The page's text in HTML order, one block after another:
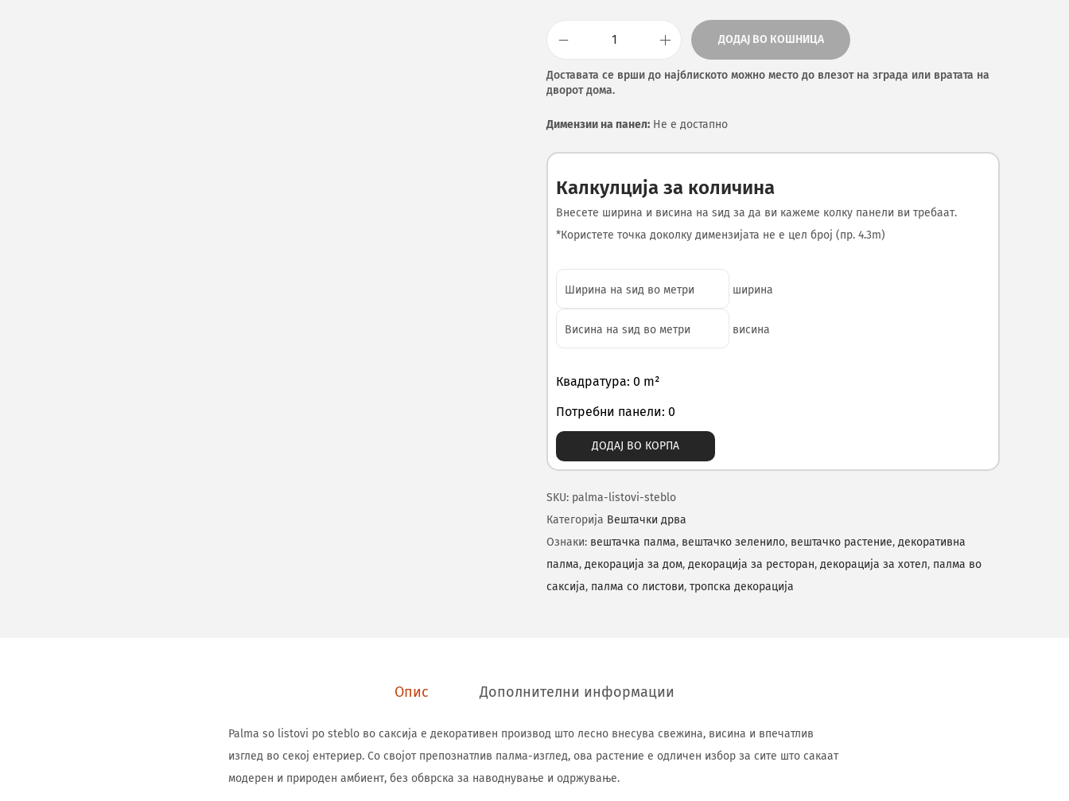
ДОДАЈ ВО КОШНИЦА
Доставата се врши до најблиското можно место до влезот на зграда или вратата на
дворот дома.
Димензии на панел: Не е достапно
Калкулција за количина
Внесете ширина и висина на ѕид за да ви кажеме колку панели ви требаат.
*Користете точка доколку димензијата не е цел број (пр. 4.3m)
ширина
висина
Квадратура: 0 m²
Потребни панели: 0
ДОДАЈ ВО КОРПА
SKU: palma-listovi-steblo
Категорија Вештачки дрва
Ознаки: вештачка палма, вештачко зеленило, вештачко растение, декоративна
палма, декорација за дом, декорација за ресторан, декорација за хотел, палма во
саксија, палма со листови, тропска декорација
Опис Дополнителни информации
Palma so listovi po steblo во саксија е декоративен производ што лесно внесува свежина, висина и впечатлив
изглед во секој ентериер. Со својот препознатлив палма-изглед, ова растение е одличен избор за сите што сакаат
модерен и природен амбиент, без обврска за наводнување и одржување.